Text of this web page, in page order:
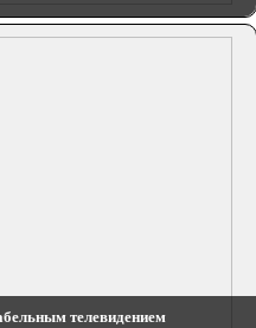
телевидением